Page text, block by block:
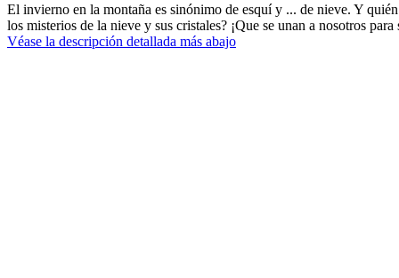
El invierno en la montaña es sinónimo de esquí y ... de nieve. Y
los misterios de la nieve y sus cristales? ¡Que se unan a nosotros
Véase la descripción detallada más abajo